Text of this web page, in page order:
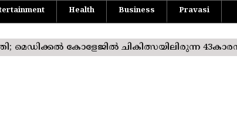
Health Business Pravasi